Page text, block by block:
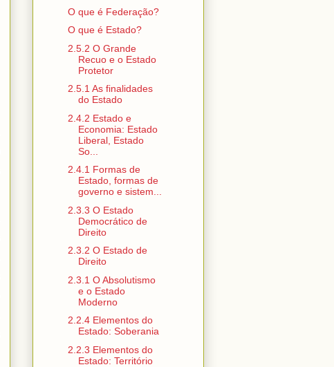
O que é Federação?
O que é Estado?
2.5.2 O Grande
Recuo e o Estado
Protetor
2.5.1 As finalidades
do Estado
2.4.2 Estado e
Economia: Estado
Liberal, Estado
So...
2.4.1 Formas de
Estado, formas de
governo e sistem...
2.3.3 O Estado
Democrático de
Direito
2.3.2 O Estado de
Direito
2.3.1 O Absolutismo
e o Estado
Moderno
2.2.4 Elementos do
Estado: Soberania
2.2.3 Elementos do
Estado: Território